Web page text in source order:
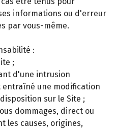
informations ou d'erreur
par vous-même.
:
;
d'une intrusion
une modification
sur le Site ;
dommages, direct ou
les causes, origines,